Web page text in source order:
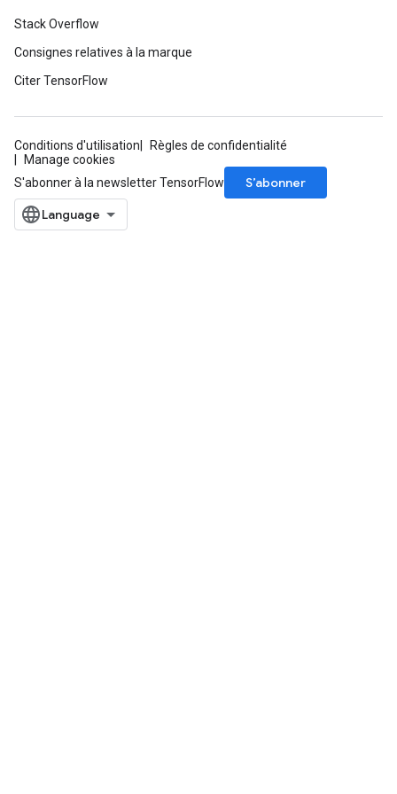
Stack Overflow
Consignes relatives à la marque
Citer TensorFlow
Conditions d'utilisation
Règles de confidentialité
Manage cookies
S'abonner à la newsletter TensorFlow
S’abonner